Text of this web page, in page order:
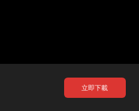
立即下載